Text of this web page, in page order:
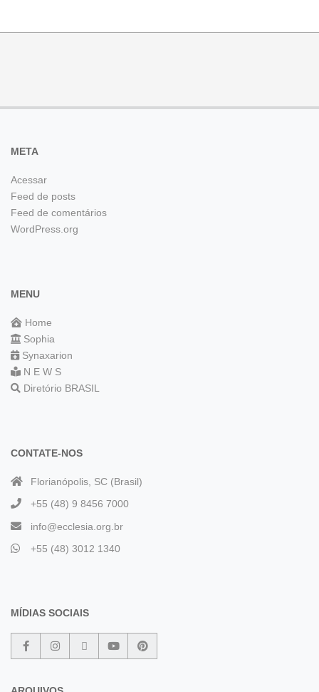
META
Acessar
Feed de posts
Feed de comentários
WordPress.org
MENU
Home
Sophia
Synaxarion
N E W S
Diretório BRASIL
CONTATE-NOS
Florianópolis, SC (Brasil)
+55 (48) 9 8456 7000
info@ecclesia.org.br
+55 (48) 3012 1340
MÍDIAS SOCIAIS